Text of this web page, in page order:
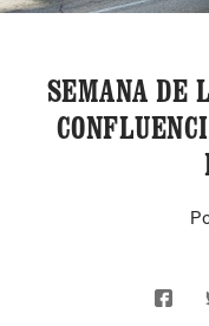
SEMANA DE